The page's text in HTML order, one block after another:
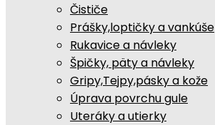
Čističe
Prášky,loptičky a vankúše
Rukavice a návleky
Špičky, päty a návleky
Gripy,Tejpy,pásky a kože
Úprava povrchu gule
Uteráky a utierky